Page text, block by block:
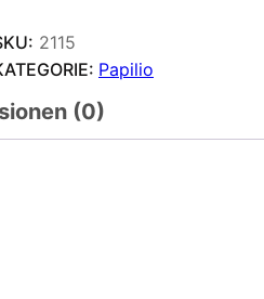
2115
Papilio
(0)